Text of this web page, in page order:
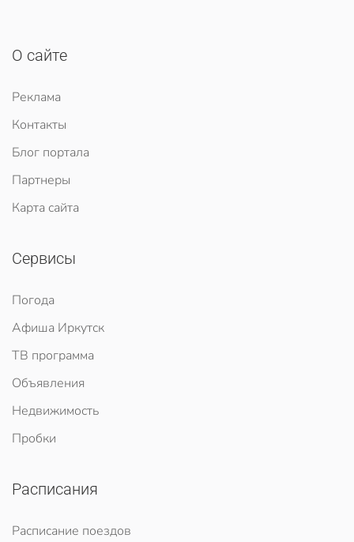
О сайте
Реклама
Контакты
Блог портала
Партнеры
Карта сайта
Сервисы
Погода
Афиша Иркутск
ТВ программа
Объявления
Недвижимость
Пробки
Расписания
Расписание поездов